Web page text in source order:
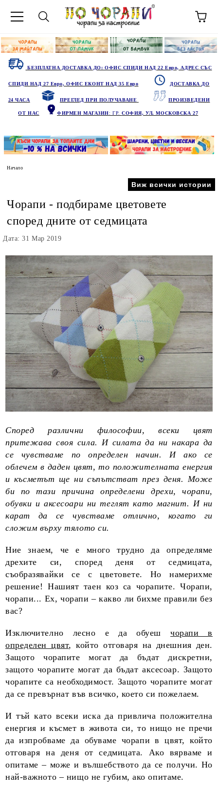
БЕЗПЛАТНА ДОСТАВКА ДО: ОФИС СПИДИ НАД 22 Евро, АДРЕС СЪС
СПИДИ НАД 27 Евро, ОФИС ЕКОНТ НАД 35 Евро ДОСТАВКА ДО
24 ЧАСА ПРЕГЛЕД ПРИ ПОЛУЧАВАНЕ ПРОИЗВЕДЕНИ
ОТ НАС ФИРМЕН МАГАЗИН: ГР.СОФИЯ, УЛ. МОСКОВСКА 27
Начало
Виж всички истории
Чорапи - подбираме цветовете
според дните от седмицата
Дата: 31 Мар 2019
Според различни философии, всеки цвят
притежава своя сила. И силата да ни накара да
се чувстваме по определен начин. И ако се
облечем в даден цвят, то положителната енергия
и късметът ще ни съпътстват през деня. Може
би по тази причина определени дрехи, чорапи,
обувки и аксесоари ни теглят като магнит. И ни
карат да се чувстваме отлично, когато ги
сложим върху тялото си.
Ние знаем, че е много трудно да определяме
дрехите си, според деня от седмицата,
съобразявайки се с цветовете. Но намерихме
решение! Нашият таен коз са чорапите. Чорапи,
чорапи... Ех, чорапи – какво ли бихме правили без
вас?
Изключително лесно е да обуешчорапи в
определен цвят, който отговаря на днешния ден.
Защото чорапите могат да бъдат дискретни,
защото чорапите могат да бъдат аксесоар. Защото
чорапите са необходимост. Защото чорапите могат
да се превърнат във всичко, което си пожелаем.
И тъй като всеки иска да привлича положителна
енергия и късмет в живота си, то нищо не пречи
да изпробваме да обуваме чорапи в цвят, който
отговаря на деня от седмицата. Ако вярваме и
опитаме – може и вълшебството да се получи. Но
най-важното – нищо не губим, ако опитаме.